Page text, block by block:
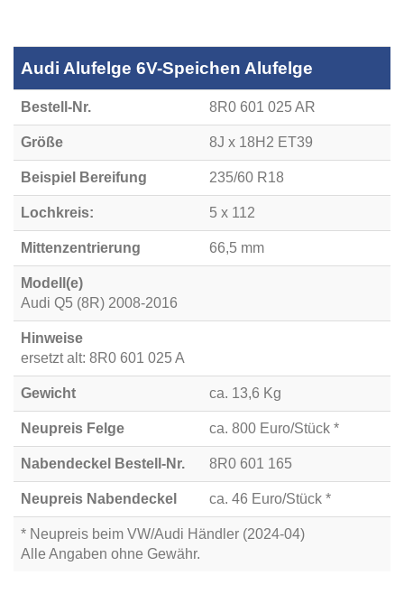
Audi Alufelge 6V-Speichen Alufelge
Bestell-Nr. 8R0 601 025 AR
Größe 8J x 18H2 ET39
Beispiel Bereifung 235/60 R18
Lochkreis: 5 x 112
Mittenzentrierung 66,5 mm
Modell(e)
Audi Q5 (8R) 2008-2016
Hinweise
ersetzt alt: 8R0 601 025 A
Gewicht ca. 13,6 Kg
Neupreis Felge ca. 800 Euro/Stück *
Nabendeckel Bestell-Nr. 8R0 601 165
Neupreis Nabendeckel ca. 46 Euro/Stück *
* Neupreis beim VW/Audi Händler (2024-04)
Alle Angaben ohne Gewähr.